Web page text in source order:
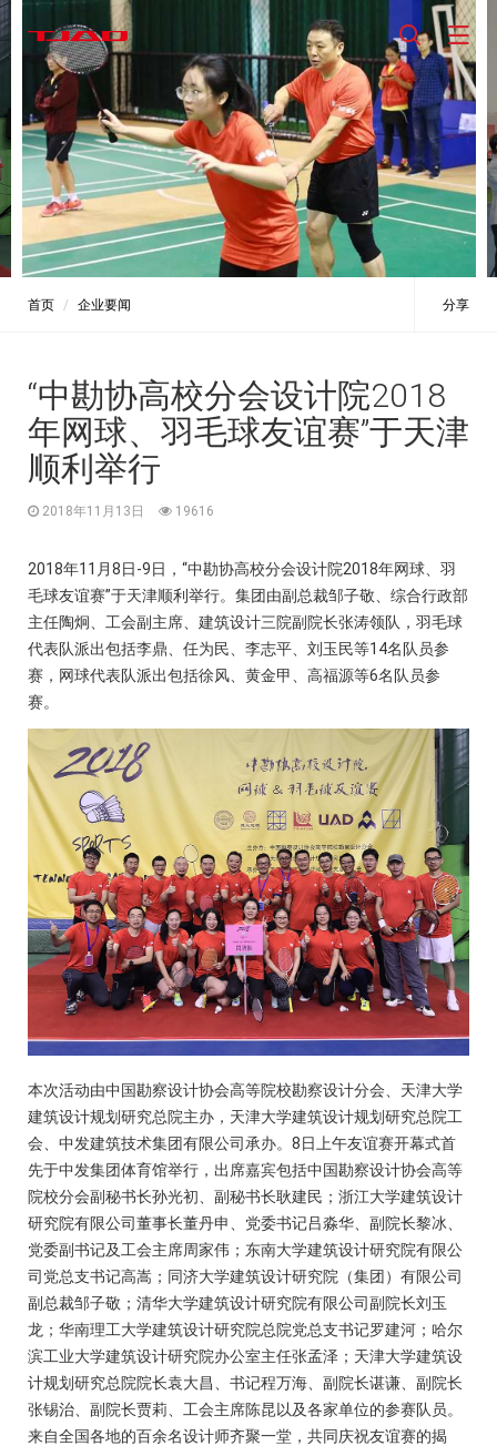
首页 企业要闻 分享
“中勘协高校分会设计院2018
年网球、羽毛球友谊赛”于天津
顺利举行
2018年11月13日 19616
2018年11月8日-9日，“中勘协高校分会设计院2018年网球、羽
毛球友谊赛”于天津顺利举行。集团由副总裁邹子敬、综合行政部
主任陶炯、工会副主席、建筑设计三院副院长张涛领队，羽毛球
代表队派出包括李鼎、任为民、李志平、刘玉民等14名队员参
赛，网球代表队派出包括徐风、黄金甲、高福源等6名队员参
赛。
本次活动由中国勘察设计协会高等院校勘察设计分会、天津大学
建筑设计规划研究总院主办，天津大学建筑设计规划研究总院工
会、中发建筑技术集团有限公司承办。8日上午友谊赛开幕式首
先于中发集团体育馆举行，出席嘉宾包括中国勘察设计协会高等
院校分会副秘书长孙光初、副秘书长耿建民；浙江大学建筑设计
研究院有限公司董事长董丹申、党委书记吕淼华、副院长黎冰、
党委副书记及工会主席周家伟；东南大学建筑设计研究院有限公
司党总支书记高嵩；同济大学建筑设计研究院（集团）有限公司
副总裁邹子敬；清华大学建筑设计研究院有限公司副院长刘玉
龙；华南理工大学建筑设计研究院总院党总支书记罗建河；哈尔
滨工业大学建筑设计研究院办公室主任张孟泽；天津大学建筑设
计规划研究总院院长袁大昌、书记程万海、副院长谌谦、副院长
张锡治、副院长贾莉、工会主席陈昆以及各家单位的参赛队员。
来自全国各地的百余名设计师齐聚一堂，共同庆祝友谊赛的揭